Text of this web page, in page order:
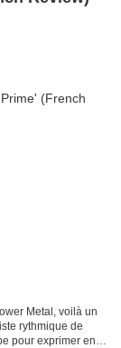
Metal, voilà un
rythmique de
pour exprimer en